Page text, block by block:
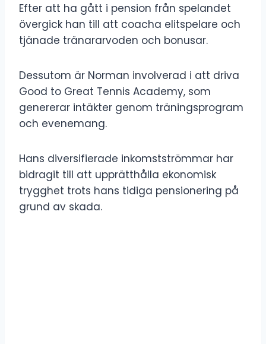
Efter att ha gått i pension från spelandet
övergick han till att coacha elitspelare och
tjänade tränararvoden och bonusar.
Dessutom är Norman involverad i att driva
Good to Great Tennis Academy, som
genererar intäkter genom träningsprogram
och evenemang.
Hans diversifierade inkomstströmmar har
bidragit till att upprätthålla ekonomisk
trygghet trots hans tidiga pensionering på
grund av skada.